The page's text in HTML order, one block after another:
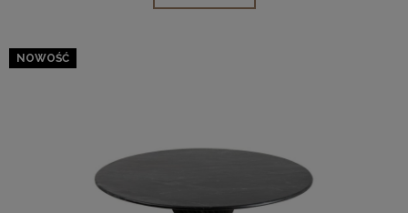
NOWOŚĆ